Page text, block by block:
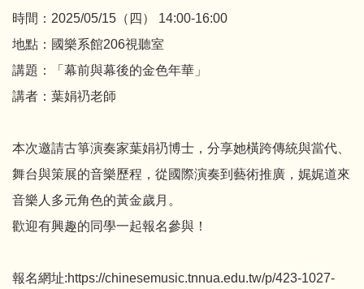
時間：2025/05/15（四） 14:00-16:00
地點：國樂系館206視聽室
講題：「幕前與幕後的金色年華」
講者：葉娟礽老師
本次邀請古箏演奏家葉娟礽博士，分享她橫跨傳統與當代、
舞台與策展的音樂歷程，從國際演奏到藝術推廣，娓娓道來
音樂人多元角色的黃金歲月。
歡迎有興趣的同學一起報名參與！
報名網址:https://chinesemusic.tnnua.edu.tw/p/423-1027-